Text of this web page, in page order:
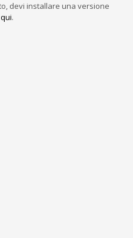
devi installare una versione
.